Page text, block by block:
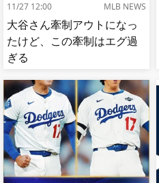
11/27 12:00 MLB NEWS
大谷さん牽制アウトになっ
たけど、この牽制はエグ過
ぎる